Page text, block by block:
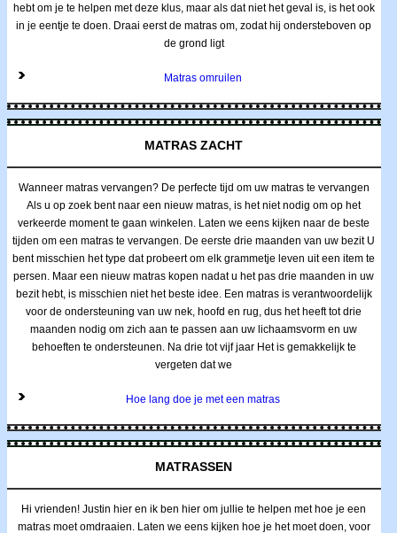
hebt om je te helpen met deze klus, maar als dat niet het geval is, is het ook
in je eentje te doen. Draai eerst de matras om, zodat hij ondersteboven op
de grond ligt
Matras omruilen
MATRAS ZACHT
Wanneer matras vervangen? De perfecte tijd om uw matras te vervangen
Als u op zoek bent naar een nieuw matras, is het niet nodig om op het
verkeerde moment te gaan winkelen. Laten we eens kijken naar de beste
tijden om een matras te vervangen. De eerste drie maanden van uw bezit U
bent misschien het type dat probeert om elk grammetje leven uit een item te
persen. Maar een nieuw matras kopen nadat u het pas drie maanden in uw
bezit hebt, is misschien niet het beste idee. Een matras is verantwoordelijk
voor de ondersteuning van uw nek, hoofd en rug, dus het heeft tot drie
maanden nodig om zich aan te passen aan uw lichaamsvorm en uw
behoeften te ondersteunen. Na drie tot vijf jaar Het is gemakkelijk te
vergeten dat we
Hoe lang doe je met een matras
MATRASSEN
Hi vrienden! Justin hier en ik ben hier om jullie te helpen met hoe je een
matras moet omdraaien. Laten we eens kijken hoe je het moet doen, voor